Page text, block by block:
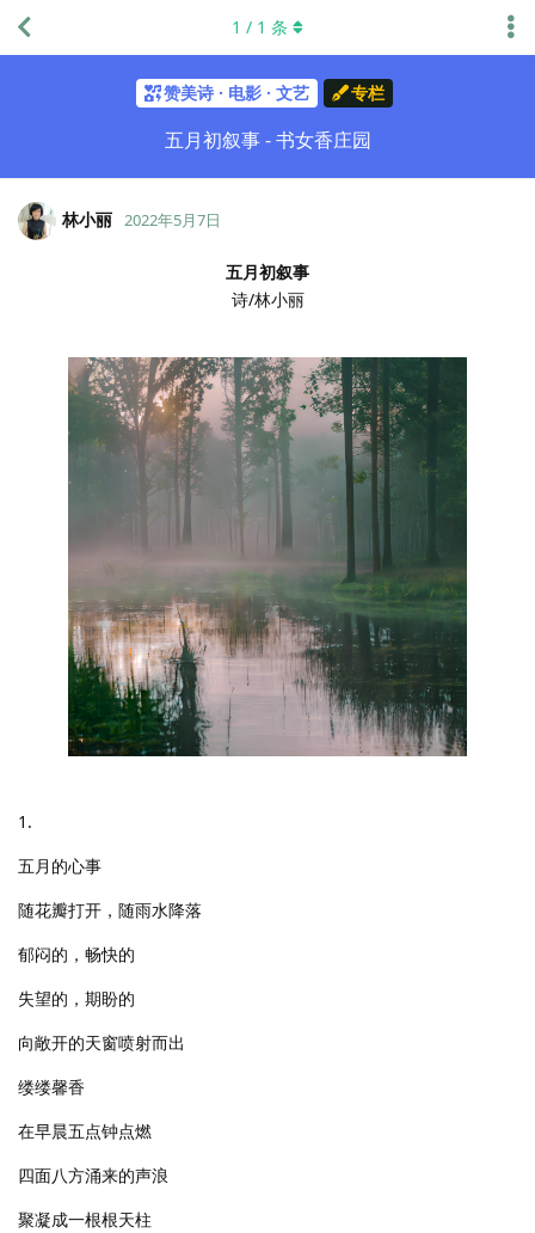
赞美诗 · 电影 · 文艺 专栏
五月初叙事 - 书女香庄园
1 / 1 条
林小丽 2022年5月7日
五月初叙事
诗/林小丽
1.
五月的心事
随花瓣打开，随雨水降落
郁闷的，畅快的
失望的，期盼的
向敞开的天窗喷射而出
缕缕馨香
在早晨五点钟点燃
四面八方涌来的声浪
聚凝成一根根天柱